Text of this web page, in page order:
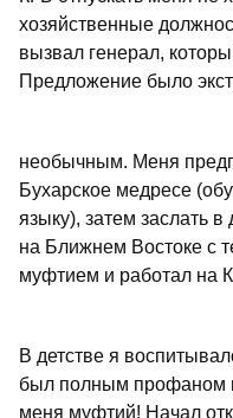
хозяйственные
вызвал генерал,
Предложение было
необычным. Меня
Бухарское медресе
языку), затем заслать
на Ближнем Востоке с
муфтием и работал на
В детстве я
был полным профаном
меня муфтий! Начал